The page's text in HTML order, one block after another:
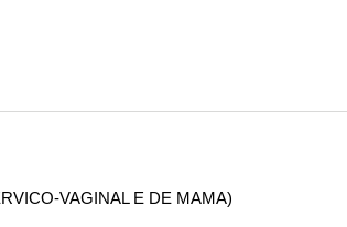
VAGINAL E DE MAMA)